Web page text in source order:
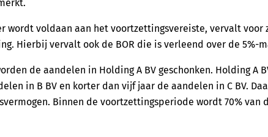
wordt voldaan aan het voortzettingsvereiste, vervalt voor
Hierbij vervalt ook de BOR die is verleend over de 5%-
de aandelen in Holding A BV geschonken. Holding A
in B BV en korter dan vijf jaar de aandelen in C BV.
Binnen de voortzettingsperiode wordt 70% van